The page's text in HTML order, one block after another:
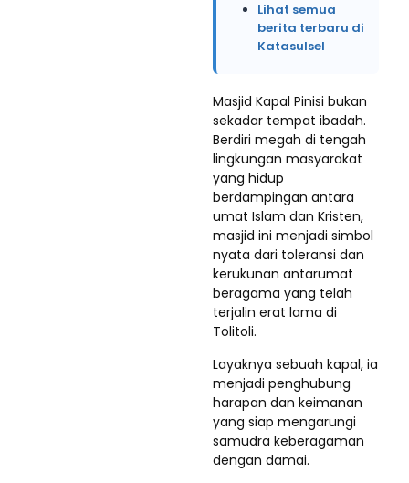
Lihat semua
berita terbaru di
Katasulsel
Masjid Kapal Pinisi bukan
sekadar tempat ibadah.
Berdiri megah di tengah
lingkungan masyarakat
yang hidup
berdampingan antara
umat Islam dan Kristen,
masjid ini menjadi simbol
nyata dari toleransi dan
kerukunan antarumat
beragama yang telah
terjalin erat lama di
Tolitoli.
Layaknya sebuah kapal, ia
menjadi penghubung
harapan dan keimanan
yang siap mengarungi
samudra keberagaman
dengan damai.